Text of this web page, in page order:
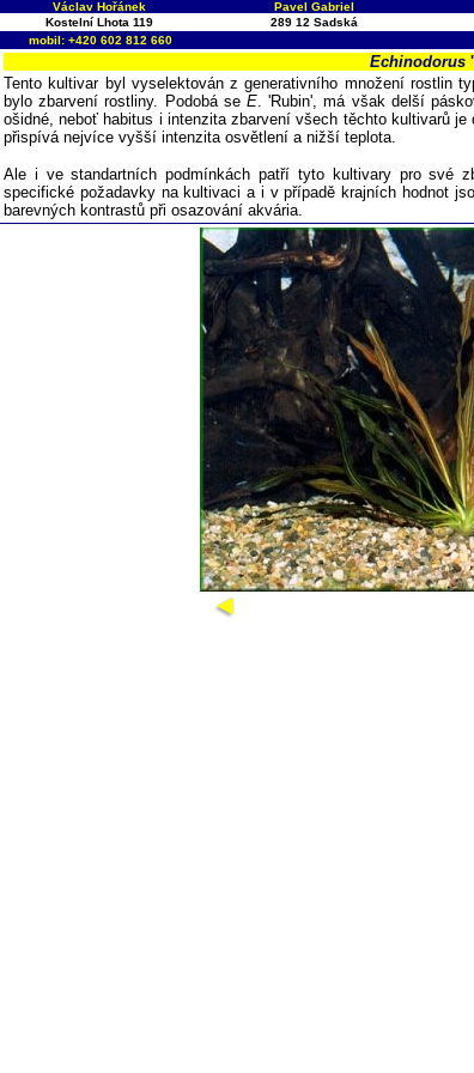
Václav Hořánek Pavel Gabriel
Kostelní Lhota 119
289 12 Sadská
mobil: +420 602 812 660
Echinodorus
Tento kultivar byl vyselektován z generativního množení rostlin
bylo zbarvení rostliny. Podobá se E. 'Rubin', má však delší
ošidné, neboť habitus i intenzita zbarvení všech těchto kultivarů
přispívá nejvíce vyšší intenzita osvětlení a nižší teplota.
Ale i ve standartních podmínkách patří tyto kultivary pro své
specifické požadavky na kultivaci a i v případě krajních hodnot
barevných kontrastů při osazování akvária.